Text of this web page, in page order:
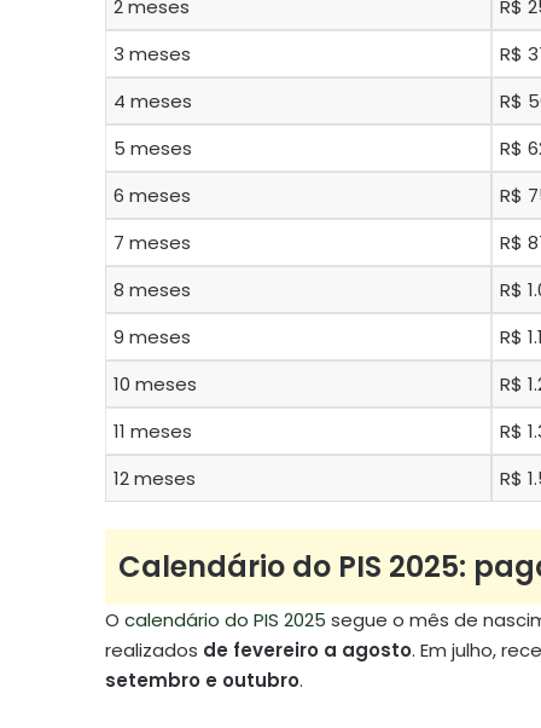
2 meses
R$
3 meses
R$
4 meses
R$
5 meses
R$
6 meses
R$
7 meses
R$
8 meses
R$
9 meses
R$
10 meses
R$
11 meses
R$
12 meses
R$
Calendário do PIS 2025:
O calendário do PIS 2025 segue o mês de
realizados de fevereiro a agosto. Em julho,
setembro e outubro.